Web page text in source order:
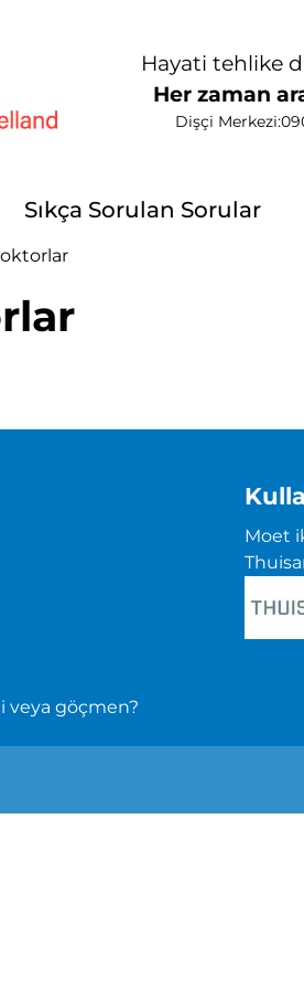
Hayati tehlike
Her zaman
Dişçi Merkezi:
Sıkça Sorulan Sorular
veya göçmen?
Moet